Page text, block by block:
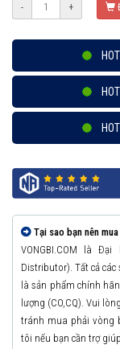
- +
Tại sao bạn nên
VONGBI.COM là
Distributor). Tất cả các
là sản phẩm chính
lượng (CO,CQ). Vui
tránh mua phải vòng
tôi nếu bạn cần trợ